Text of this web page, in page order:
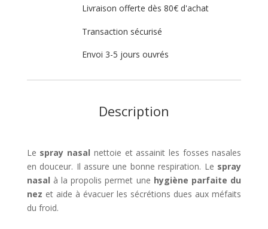
Livraison offerte dès 80€ d'achat
Transaction sécurisé
Envoi 3-5 jours ouvrés
Description
Le spray nasal nettoie et assainit les fosses nasales
en douceur. Il assure une bonne respiration. Le spray
nasal à la propolis permet une hygiène parfaite du
nez et aide à évacuer les sécrétions dues aux méfaits
du froid.